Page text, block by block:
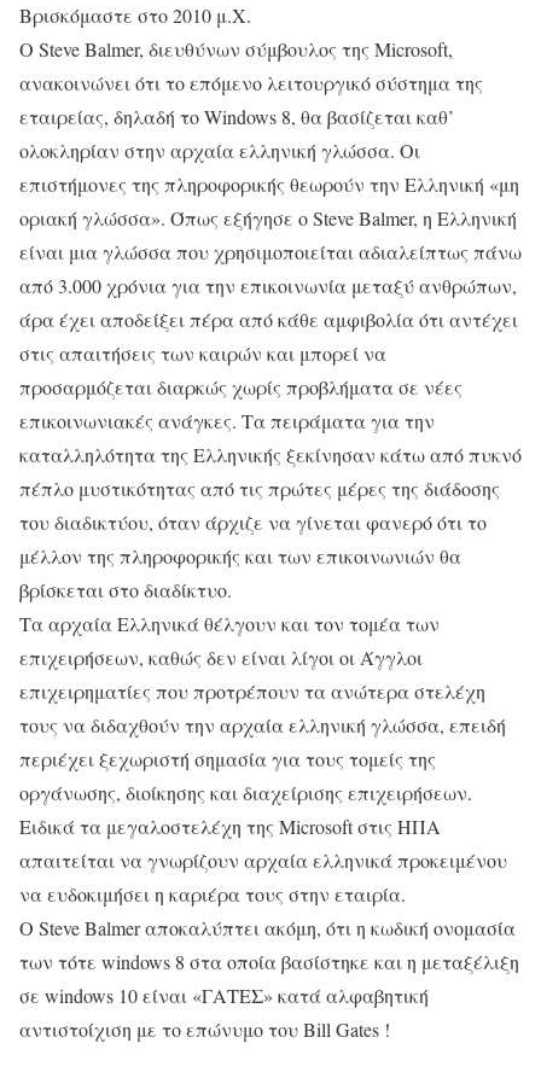
Βρισκόμαστε στο 2010 μ.Χ.
O Steve Balmer, διευθύνων σύμβουλος της Microsoft,
ανακοινώνει ότι το επόμενο λειτουργικό σύστημα της
εταιρείας, δηλαδή το Windows 8, θα βασίζεται καθ’
ολοκληρίαν στην αρχαία ελληνική γλώσσα. Οι
επιστήμονες της πληροφορικής θεωρούν την Ελληνική «μη
οριακή γλώσσα». Όπως εξήγησε ο Steve Balmer, η Ελληνική
είναι μια γλώσσα που χρησιμοποιείται αδιαλείπτως πάνω
από 3.000 χρόνια για την επικοινωνία μεταξύ ανθρώπων,
άρα έχει αποδείξει πέρα από κάθε αμφιβολία ότι αντέχει
στις απαιτήσεις των καιρών και μπορεί να
προσαρμόζεται διαρκώς χωρίς προβλήματα σε νέες
επικοινωνιακές ανάγκες. Τα πειράματα για την
καταλληλότητα της Ελληνικής ξεκίνησαν κάτω από πυκνό
πέπλο μυστικότητας από τις πρώτες μέρες της διάδοσης
του διαδικτύου, όταν άρχιζε να γίνεται φανερό ότι το
μέλλον της πληροφορικής και των επικοινωνιών θα
βρίσκεται στο διαδίκτυο.
Τα αρχαία Ελληνικά θέλγουν και τον τομέα των
επιχειρήσεων, καθώς δεν είναι λίγοι οι Άγγλοι
επιχειρηματίες που προτρέπουν τα ανώτερα στελέχη
τους να διδαχθούν την αρχαία ελληνική γλώσσα, επειδή
περιέχει ξεχωριστή σημασία για τους τομείς της
οργάνωσης, διοίκησης και διαχείρισης επιχειρήσεων.
Ειδικά τα μεγαλοστελέχη της Microsoft στις ΗΠΑ
απαιτείται να γνωρίζουν αρχαία ελληνικά προκειμένου
να ευδοκιμήσει η καριέρα τους στην εταιρία.
Ο Steve Balmer αποκαλύπτει ακόμη, ότι η κωδική ονομασία
των τότε windows 8 στα οποία βασίστηκε και η μεταξέλιξη
σε windows 10 είναι «ΓΑΤΕΣ» κατά αλφαβητική
αντιστοίχιση με το επώνυμο του Bill Gates !